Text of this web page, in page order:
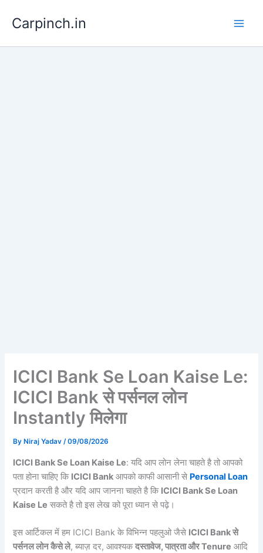
Carpinch.in
ICICI Bank Se Loan Kaise Le:
ICICI Bank से पर्सनल लोन
Instantly मिलेगा
By Niraj Yadav/09/08/2026
ICICI Bank Se Loan Kaise Le: यदि आप लोन लेना चाहते है तो आपको
पता होना चाहिए कि ICICI Bank आपको काफी आसानी से Personal Loan
प्रदान करती है और यदि आप जानना चाहते है कि ICICI Bank Se Loan
Kaise Le सकते है तो इस लेख को पूरा ध्यान से पढ़े।
इस आर्टिकल में हम ICICI Bank के विभिन्न पहलुओ जैसे ICICI Bank से
पर्सनल लोन कैसे ले, ब्याज़ दर, आवश्यकदस्तावेज, पात्रता और Tenure आदि